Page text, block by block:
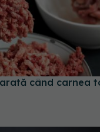
când carnea